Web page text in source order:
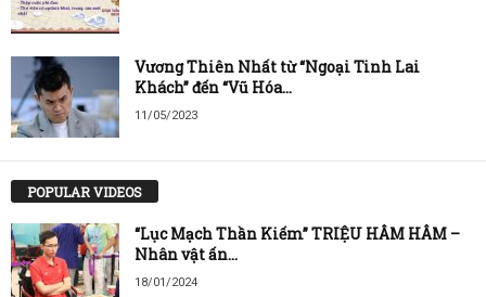
Vương Thiên Nhất từ “Ngoại Tinh Lai
Khách” đến “Vũ Hóa...
11/05/2023
POPULAR VIDEOS
“Lục Mạch Thần Kiếm” TRIỆU HÂM HÂM –
Nhân vật ấn...
18/01/2024